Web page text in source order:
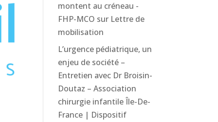
montent au créneau -
FHP-MCO sur Lettre de
mobilisation
L’urgence pédiatrique, un
enjeu de société –
Entretien avec Dr Broisin-
Doutaz – Association
chirurgie infantile Île-De-
France | Dispositif